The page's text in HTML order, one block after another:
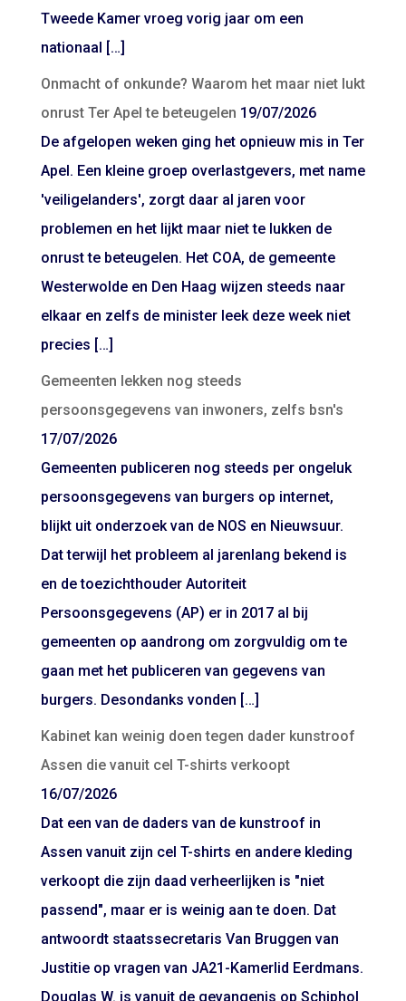
Tweede Kamer vroeg vorig jaar om een
nationaal […]
Onmacht of onkunde? Waarom het maar niet lukt
onrust Ter Apel te beteugelen 19/07/2026
De afgelopen weken ging het opnieuw mis in Ter
Apel. Een kleine groep overlastgevers, met name
'veiligelanders', zorgt daar al jaren voor
problemen en het lijkt maar niet te lukken de
onrust te beteugelen. Het COA, de gemeente
Westerwolde en Den Haag wijzen steeds naar
elkaar en zelfs de minister leek deze week niet
precies […]
Gemeenten lekken nog steeds
persoonsgegevens van inwoners, zelfs bsn's
17/07/2026
Gemeenten publiceren nog steeds per ongeluk
persoonsgegevens van burgers op internet,
blijkt uit onderzoek van de NOS en Nieuwsuur.
Dat terwijl het probleem al jarenlang bekend is
en de toezichthouder Autoriteit
Persoonsgegevens (AP) er in 2017 al bij
gemeenten op aandrong om zorgvuldig om te
gaan met het publiceren van gegevens van
burgers. Desondanks vonden […]
Kabinet kan weinig doen tegen dader kunstroof
Assen die vanuit cel T-shirts verkoopt
16/07/2026
Dat een van de daders van de kunstroof in
Assen vanuit zijn cel T-shirts en andere kleding
verkoopt die zijn daad verheerlijken is "niet
passend", maar er is weinig aan te doen. Dat
antwoordt staatssecretaris Van Bruggen van
Justitie op vragen van JA21-Kamerlid Eerdmans.
Douglas W. is vanuit de gevangenis op Schiphol